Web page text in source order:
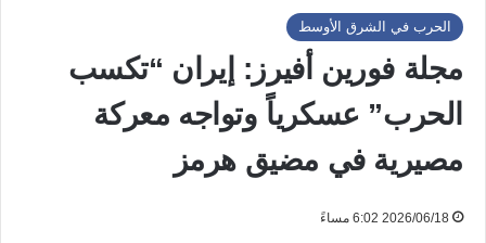
الحرب في الشرق الأوسط
مجلة فورين أفيرز: إيران “تكسب
الحرب” عسكرياً وتواجه معركة
مصيرية في مضيق هرمز
2026/06/18 6:02 مساءً